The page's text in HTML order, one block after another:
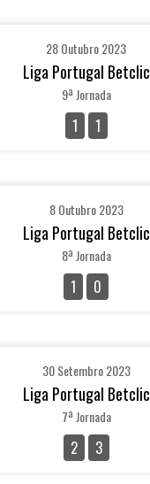
28 Outubro 2023
Liga Portugal Betclic
9ª Jornada
1 1
8 Outubro 2023
Liga Portugal Betclic
8ª Jornada
1 0
30 Setembro 2023
Liga Portugal Betclic
7ª Jornada
2 3